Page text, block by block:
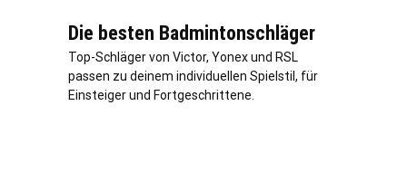
Die besten Badmintonschläger
Top-Schläger von Victor, Yonex und RSL
passen zu deinem individuellen Spielstil, für
Einsteiger und Fortgeschrittene.